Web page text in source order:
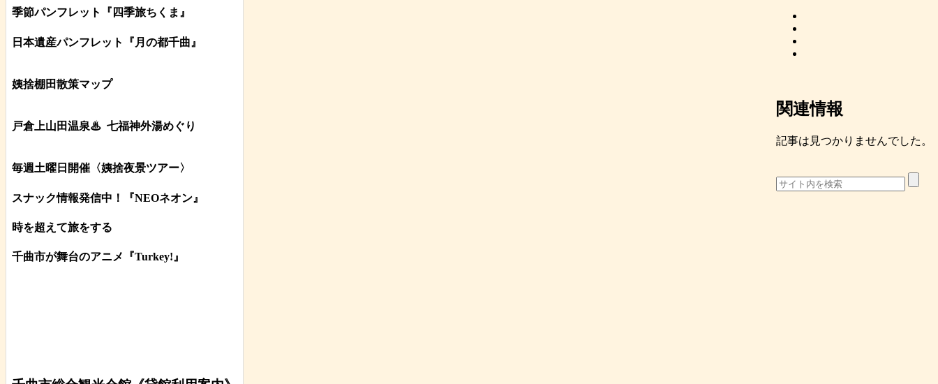
関連情報
記事は見つかりませんでした。
季節パンフレット『四季旅ちくま』
日本遺産パンフレット 『月の都千曲 』
姨捨棚田散策マップ
戸倉上山田温泉♨ 七福神外湯めぐり
毎週土曜日開催〈姨捨夜景ツアー〉
スナック情報発信中！『NEOネオン』
時を超えて旅をする
千曲市が舞台のアニメ『Turkey!』